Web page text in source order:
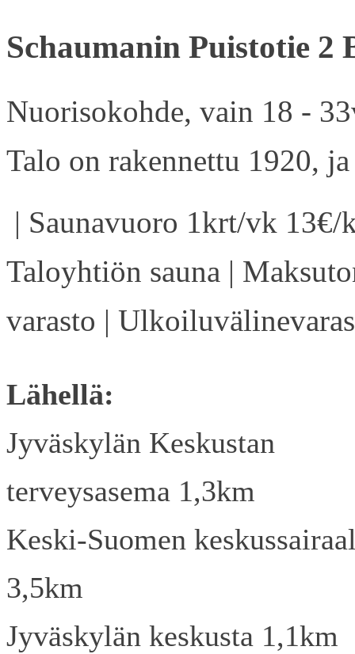
Schaumanin Puistotie 2
Nuorisokohde, vain 18 -
Talo on rakennettu 1920,
| Saunavuoro 1krt/vk
Taloyhtiön sauna |
varasto |
Lähellä:
Jyväskylän Keskustan
terveysasema 1,3km
Keski-Suomen
3,5km
Jyväskylän keskusta 1,1km